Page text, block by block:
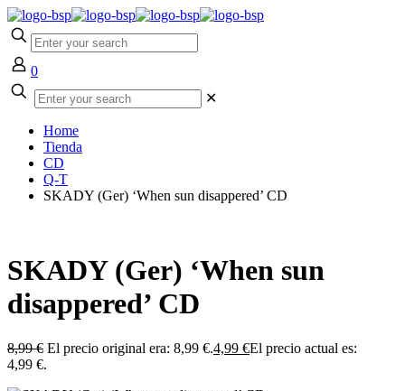
0
✕
Home
Tienda
CD
Q-T
SKADY (Ger) ‘When sun disappered’ CD
SKADY (Ger) ‘When sun
disappered’ CD
8,99€ El precio original era: 8,99 €.4,99 €El precio actual es:
4,99 €.